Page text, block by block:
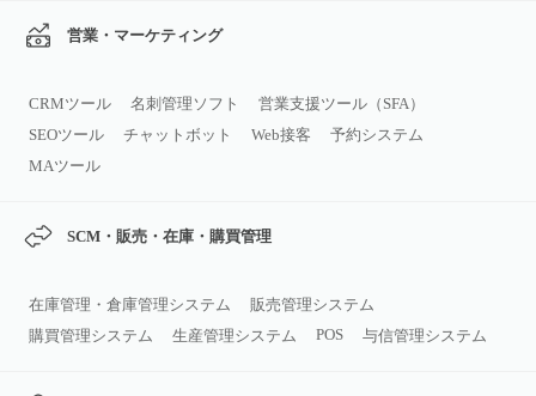
営業・マーケティング
CRMツール 名刺管理ソフト
営業支援ツール（SFA）
SEOツール
チャットボット Web接客
予約システム
MAツール
SCM・販売・在庫・購買管理
在庫管理・倉庫管理システム
販売管理システム
購買管理システム
生産管理システム POS 与信管理システム